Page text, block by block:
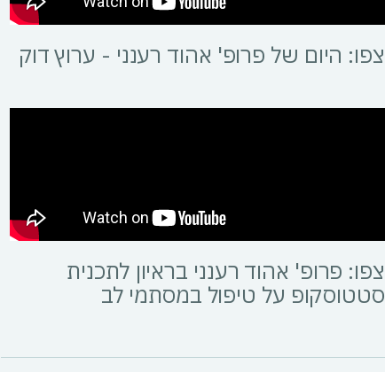
צפו: היום של פרופ' אהוד רענני - ערוץ דוק
צפו: פרופ' אהוד רענני בראיון לתכנית
סטטוסקופ על טיפול במסתמי לב